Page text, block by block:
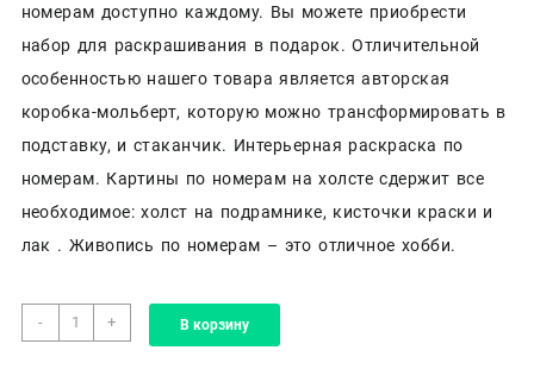
номерам доступно каждому. Вы можете приобрести
набор для раскрашивания в подарок. Отличительной
особенностью нашего товара является авторская
коробка-мольберт, которую можно трансформировать в
подставку, и стаканчик. Интерьерная раскраска по
номерам. Картины по номерам на холсте сдержит все
необходимое: холст на подрамнике, кисточки краски и
лак . Живопись по номерам – это отличное хобби.
-
Количество
товара
+ В корзину